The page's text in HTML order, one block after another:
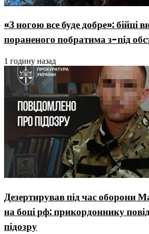
«З ногою все буде добре»: бійці
пораненого побратима з-під
1 годину назад
Дезертирував під час оборони
на боці рф: прикордоннику
підозру